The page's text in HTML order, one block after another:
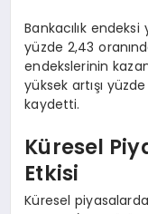
Bankacılık
yüzde 2,43
endekslerinin
yüksek artışı
kaydetti.
Küresel
Etkisi
Küresel